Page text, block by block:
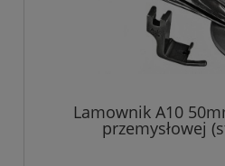
Lamownik A10
przemysłowej